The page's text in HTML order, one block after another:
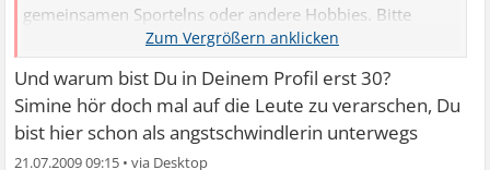
gemeinsamen Sportelns oder andere Hobbies. Bitte
meldet Euch, Alter relativ egal, solltet eventuell etwas
über 20 sein.
Freue mich.
Und warum bist Du in Deinem Profil erst 30?
Simine hör doch mal auf die Leute zu verarschen, Du
bist hier schon als angstschwindlerin unterwegs
21.07.2009 09:15 •